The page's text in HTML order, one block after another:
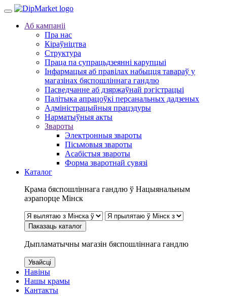
Аб кампаніі
Пра нас
Кіраўніцтва
Структура
Праца па супрацьдзеянні карупцыі
Інфармацыя аб правілах набыцця тавараў у
магазінах бяспошліннага гандлю
Пасведчанне аб дзяржаўнай рэгістрацыі
Палітыка апрацоўкі персанальных дадзеных
Адміністрацыйныя працэдуры
Нарматыўныя акты
Звароты
Электронныя звароты
Пісьмовыя звароты
Асабістыя звароты
Форма зваротнай сувязі
Каталог
Крама бяспошліннага гандлю ў Нацыянальным
аэрапорце Мінск
Паказаць каталог
Дыпламатычны магазін бяспошліннага гандлю
Увайсці
Навіны
Нашы крамы
Кантакты